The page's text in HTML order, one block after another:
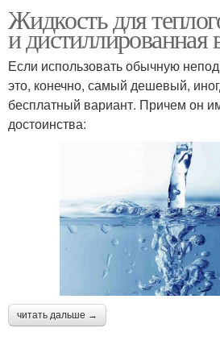
Жидкость для
и дистиллированная
Если использовать обычную
это, конечно, самый дешевый,
бесплатный вариант. Причем он
достоинства:
читать дальше →